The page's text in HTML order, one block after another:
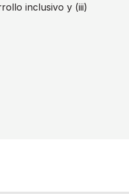
inclusivo y (iii)